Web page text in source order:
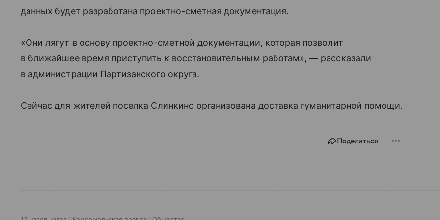
данных будет разработана проектно-сметная документация.
«Они лягут в основу проектно-сметной документации, которая позволит
в ближайшее время приступить к восстановительным работам», — рассказали
в администрации Партизанского округа.
Сейчас для жителей поселка Слинкино организована доставка гуманитарной помощи.
Поделиться